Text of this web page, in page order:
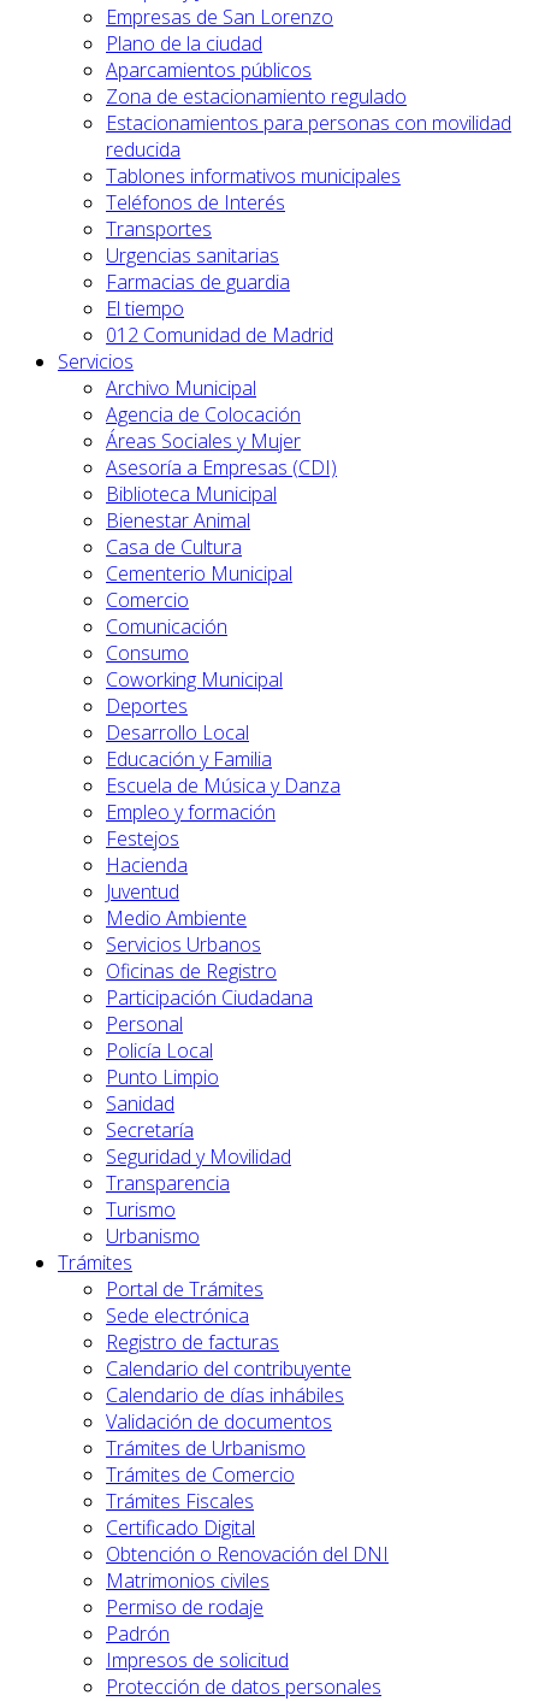
Empresas de San Lorenzo
Plano de la ciudad
Aparcamientos públicos
Zona de estacionamiento regulado
Estacionamientos para personas con movilidad
reducida
Tablones informativos municipales
Teléfonos de Interés
Transportes
Urgencias sanitarias
Farmacias de guardia
El tiempo
012 Comunidad de Madrid
Servicios
Archivo Municipal
Agencia de Colocación
Áreas Sociales y Mujer
Asesoría a Empresas (CDI)
Biblioteca Municipal
Bienestar Animal
Casa de Cultura
Cementerio Municipal
Comercio
Comunicación
Consumo
Coworking Municipal
Deportes
Desarrollo Local
Educación y Familia
Escuela de Música y Danza
Empleo y formación
Festejos
Hacienda
Juventud
Medio Ambiente
Servicios Urbanos
Oficinas de Registro
Participación Ciudadana
Personal
Policía Local
Punto Limpio
Sanidad
Secretaría
Seguridad y Movilidad
Transparencia
Turismo
Urbanismo
Trámites
Portal de Trámites
Sede electrónica
Registro de facturas
Calendario del contribuyente
Calendario de días inhábiles
Validación de documentos
Trámites de Urbanismo
Trámites de Comercio
Trámites Fiscales
Certificado Digital
Obtención o Renovación del DNI
Matrimonios civiles
Permiso de rodaje
Padrón
Impresos de solicitud
Protección de datos personales